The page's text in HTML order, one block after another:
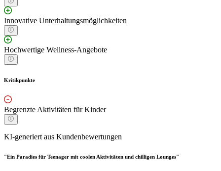
Innovative Unterhaltungsmöglichkeiten
Hochwertige Wellness-Angebote
Kritikpunkte
Begrenzte Aktivitäten für Kinder
KI-generiert aus Kundenbewertungen
"Ein Paradies für Teenager mit coolen Aktivitäten und chilligen Lounges"